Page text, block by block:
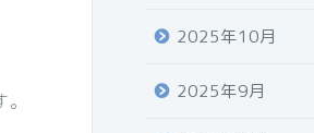
2025年10月
2025年9月